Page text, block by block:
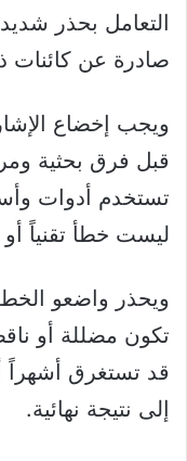
التعامل بحذر
صادرة عن كائنات
ويجب إخضاع
قبل فرق بحثية
تستخدم أدوات
ليست خطأ تقنياً
ويحذر واضعو
تكون مضللة أو
قد تستغرق
إلى نتيجة نهائية.